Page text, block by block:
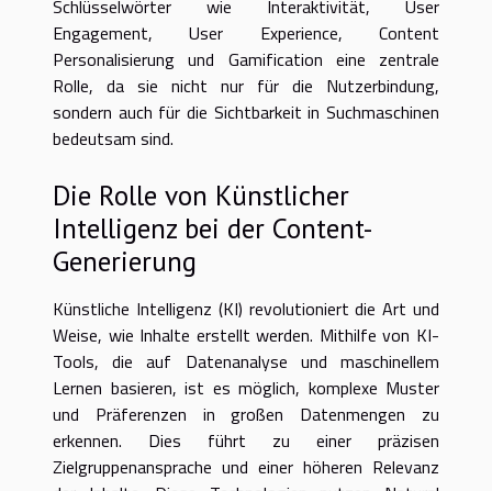
Schlüsselwörter wie Interaktivität, User
Engagement, User Experience, Content
Personalisierung und Gamification eine zentrale
Rolle, da sie nicht nur für die Nutzerbindung,
sondern auch für die Sichtbarkeit in Suchmaschinen
bedeutsam sind.
Die Rolle von Künstlicher
Intelligenz bei der Content-
Generierung
Künstliche Intelligenz (KI) revolutioniert die Art und
Weise, wie Inhalte erstellt werden. Mithilfe von KI-
Tools, die auf Datenanalyse und maschinellem
Lernen basieren, ist es möglich, komplexe Muster
und Präferenzen in großen Datenmengen zu
erkennen. Dies führt zu einer präzisen
Zielgruppenansprache und einer höheren Relevanz